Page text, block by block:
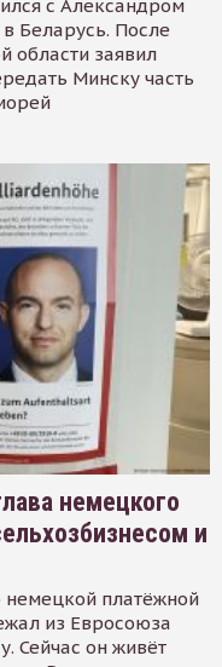
с Александром
Беларусь. После
области заявил
Минску часть
немецкого
и
платёжной
из Евросоюза
Сейчас он живёт